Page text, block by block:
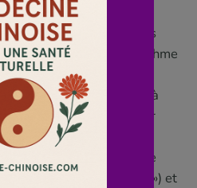
moderne a découvert
circadiens » : notre corps
horloge interne » qui rythme
hormones, la
la digestion… et vivre « à
tard, dormir peu, décaler
la santé. La
(vivre en accord avec le
« au bon moment ») et